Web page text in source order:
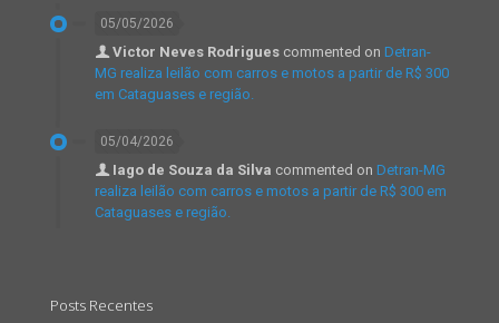
05/05/2026
Victor Neves Rodrigues commented on Detran-
MG realiza leilão com carros e motos a partir de R$ 300
em Cataguases e região.
05/04/2026
Iago de Souza da Silva commented on Detran-MG
realiza leilão com carros e motos a partir de R$ 300 em
Cataguases e região.
Posts Recentes